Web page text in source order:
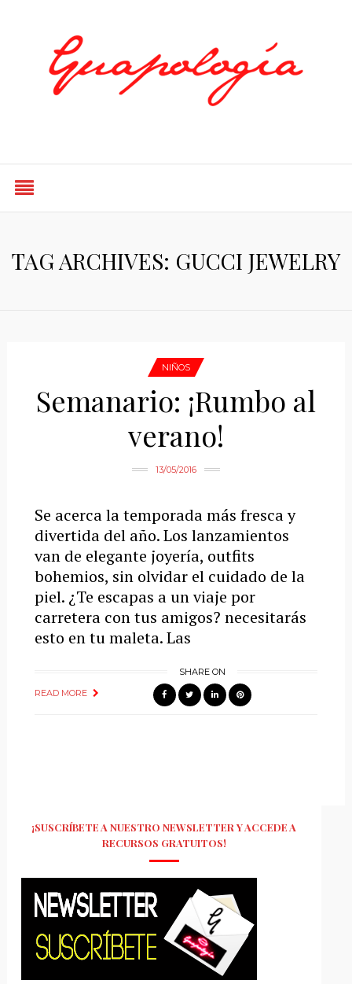
TAG ARCHIVES: GUCCI JEWELRY
NIÑOS
Semanario: ¡Rumbo al
verano!
13/05/2016
Se acerca la temporada más fresca y
divertida del año. Los lanzamientos
van de elegante joyería, outfits
bohemios, sin olvidar el cuidado de la
piel. ¿Te escapas a un viaje por
carretera con tus amigos? necesitarás
esto en tu maleta. Las
READ MORE
SHARE ON
¡SUSCRÍBETE A NUESTRO NEWSLETTER Y ACCEDE A
RECURSOS GRATUITOS!